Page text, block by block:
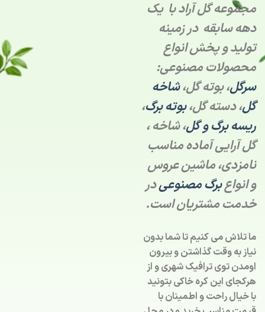
مجموعه گل آراد با یک
دهه سابقه در زمینه
تولید و پخش انواع
محصولات مصنوعی:
سرگل، بوته گل،شاخه
گل، دسته گل،بوته برگ،
ریسه برگ و گل، شاخه ،
گل آرایی آماده مناسب
نامزدی، ماشین عروس
و انواعبرگ مصنوعیدر
خدمت مشتریان است.
ما تلاش می کنیم تا شما بدون
نیاز به وقت گذاشتن و بیرون
اومدن توی ترافیک شهری و از
هرکجای این کره خاکی بتونید
با خیال راحت و اطمینان با